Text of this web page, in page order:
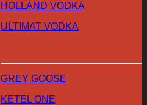
HOLLAND VODKA
ULTIMAT VODKA
GREY GOOSE
KETEL ONE